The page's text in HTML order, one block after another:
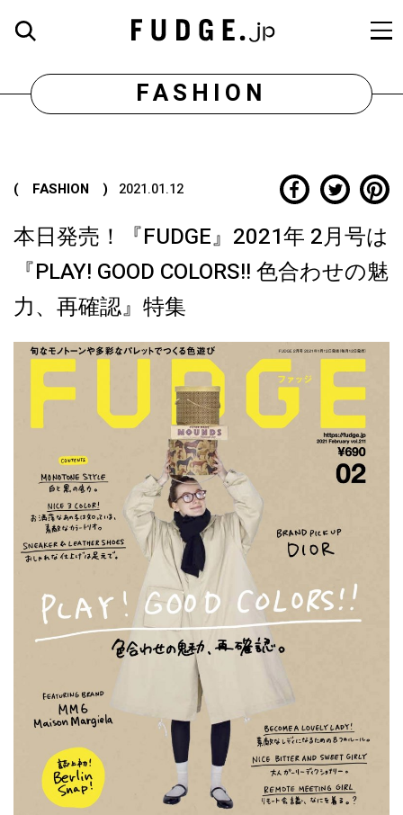
FASHION
( FASHION ) 2021.01.12
本日発売！『FUDGE』2021年 2月号は
『PLAY! GOOD COLORS!! 色合わせの魅
力、再確認』特集